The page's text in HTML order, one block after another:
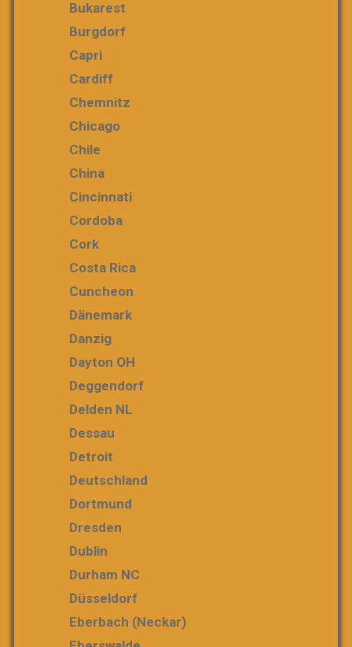
Bukarest
Burgdorf
Capri
Cardiff
Chemnitz
Chicago
Chile
China
Cincinnati
Cordoba
Cork
Costa Rica
Cuncheon
Dänemark
Danzig
Dayton OH
Deggendorf
Delden NL
Dessau
Detroit
Deutschland
Dortmund
Dresden
Dublin
Durham NC
Düsseldorf
Eberbach (Neckar)